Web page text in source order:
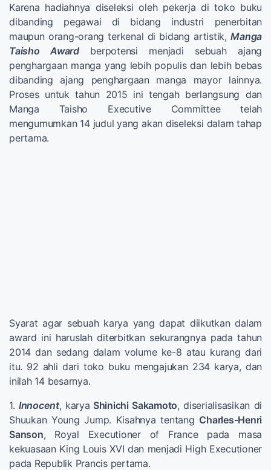
Karena hadiahnya diseleksi oleh pekerja di toko buku
dibanding pegawai di bidang industri penerbitan
maupun orang-orang terkenal di bidang artistik,Manga
Taisho Award
berpotensi menjadi sebuah ajang
penghargaan manga yang lebih populis dan lebih bebas
dibanding ajang penghargaan manga mayor lainnya.
Proses untuk tahun 2015 ini tengah berlangsung dan
Manga Taisho Executive Committee telah
mengumumkan 14 judul yang akan diseleksi dalam tahap
pertama.
Syarat agar sebuah karya yang dapat diikutkan dalam
award ini haruslah diterbitkan sekurangnya pada tahun
2014 dan sedang dalam volume ke-8 atau kurang dari
itu. 92 ahli dari toko buku mengajukan 234 karya, dan
inilah 14 besarnya.
1. Innocent, karya Shinichi Sakamoto, diserialisasikan di
Shuukan Young Jump. Kisahnya tentang Charles-Henri
Sanson, Royal Executioner of France pada masa
kekuasaan King Louis XVI dan menjadi High Executioner
pada Republik Prancis pertama.